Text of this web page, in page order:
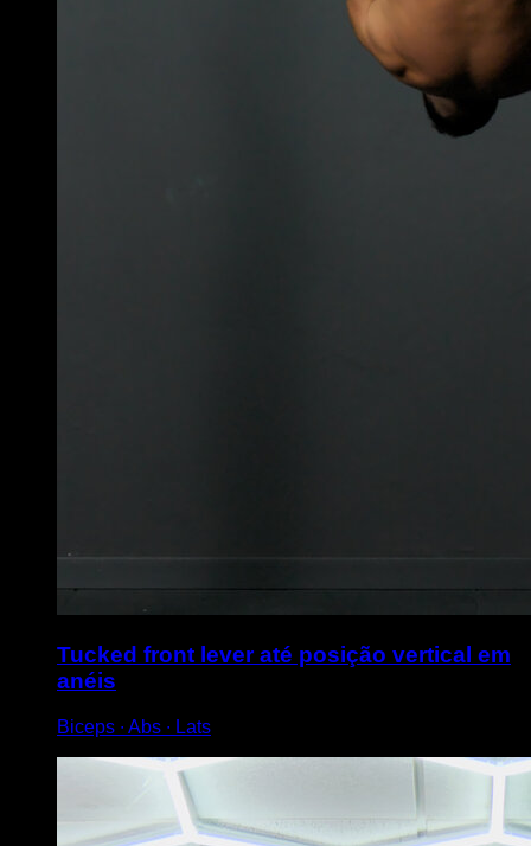
Tucked front lever até posição vertical em
anéis
Biceps ∙ Abs ∙ Lats